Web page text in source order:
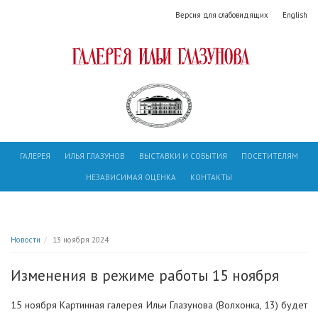
Версия для слабовидящих English
ГАЛЕРЕЯ ИЛЬЯ ГЛАЗУНОВ ВЫСТАВКИ И СОБЫТИЯ ПОСЕТИТЕЛЯМ
НЕЗАВИСИМАЯ ОЦЕНКА КОНТАКТЫ
Новости 13 ноября 2024
Изменения в режиме работы 15 ноября
15 ноября Картинная галерея Ильи Глазунова (Волхонка, 13) будет